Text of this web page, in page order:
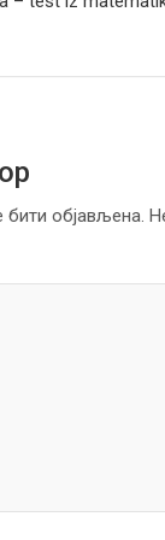
p
објављена.